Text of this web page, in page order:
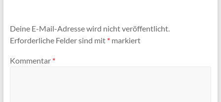
Deine E-Mail-Adresse wird nicht veröffentlicht.
Erforderliche Felder sind mit *markiert
Kommentar *